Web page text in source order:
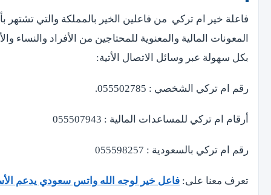
فاعلة خير ام تركي من فاعلين الخير بالمملكة والتي تشتهر
المعونات المالية والمعنوية للمحتاجين من الأفراد
بكل سهولة عبر وسائل الاتصال الأتية:
رقم ام تركي الشخصي : 055502785.
أرقام ام تركي للمساعدات المالية : 055507943
رقم ام تركي بالسعودية : 055598257
تعرف معنا على: فاعل خير لوجه الله واتس سعودي يدعم الأسر